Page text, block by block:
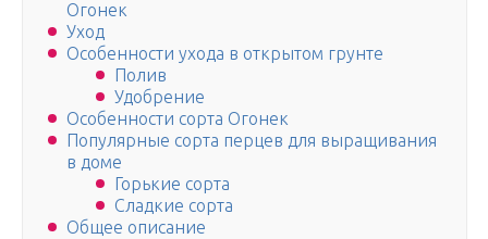
Огонек
Уход
Особенности ухода в открытом грунте
Полив
Удобрение
Особенности сорта Огонек
Популярные сорта перцев для выращивания
в доме
Горькие сорта
Сладкие сорта
Общее описание